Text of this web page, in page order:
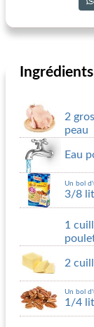
Ingrédients
2
peau
Eau
Un bol
3/8
1
2
Un bol
1/4